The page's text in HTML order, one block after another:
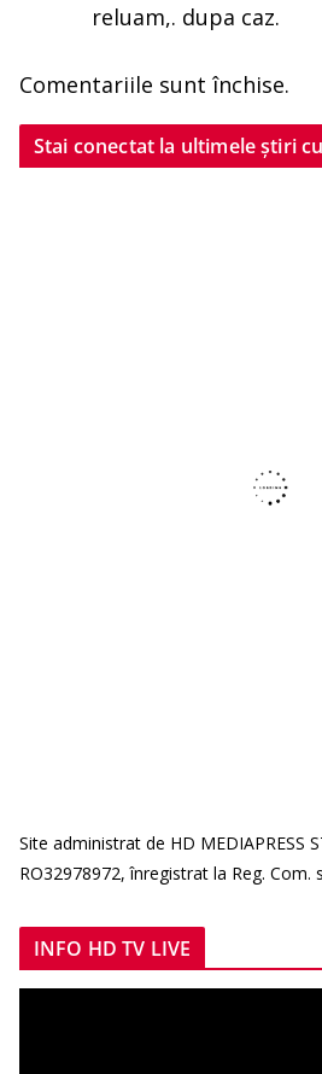
reluam,. dupa caz.
Comentariile sunt închise.
Stai conectat la ultimele știri
Site administrat de HD MEDIAPRESS
RO32978972, înregistrat la Reg. Com.
INFO HD TV LIVE